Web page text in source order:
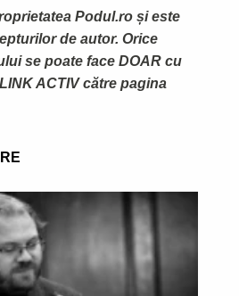
Podul.ro și este
de autor. Orice
se poate face DOAR cu
ACTIV către pagina